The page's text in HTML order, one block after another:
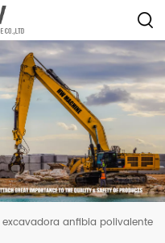
excavadora anfibia polivalente